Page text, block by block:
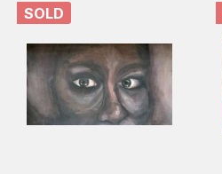
SOLD